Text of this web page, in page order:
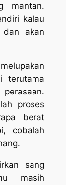
mantan.
kalau
dan akan
terutama
proses
berat
cobalah
sang
masih